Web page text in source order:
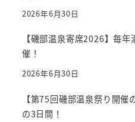
2026年6月30日
【磯部温泉寄席2026】毎
催！
2026年6月30日
【第75回磯部温泉祭り開
の3日間！